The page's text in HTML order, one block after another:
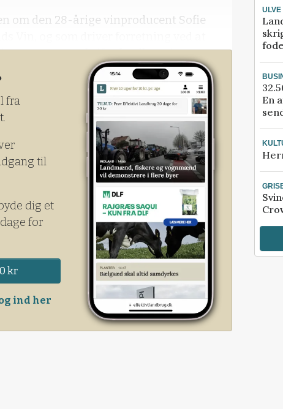
om den 28-årige vinproducent Sofie
mormors opskrift på solbærvin.
fra
til
dig et
for
kr
ind her
ULVE
En